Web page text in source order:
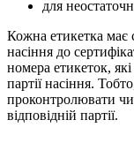
для
Кожна етикетка має
насіння до
номера етикеток,
партії насіння.
проконтролювати
відповідній партії.